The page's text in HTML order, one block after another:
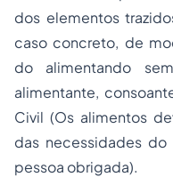
dos elementos
caso concreto, de
do alimentando
alimentante,
Civil (Os alimentos
das necessidades
pessoa obrigada).